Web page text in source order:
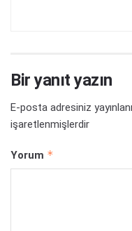
Bir yanıt yazın
E-posta adresiniz
işaretlenmişlerdir
Yorum *